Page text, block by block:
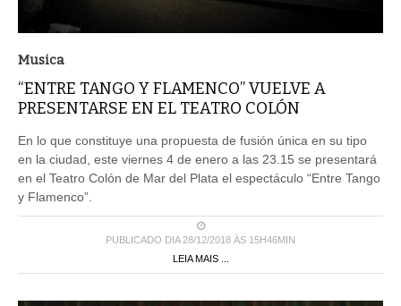
Musica
“ENTRE TANGO Y FLAMENCO” VUELVE A
PRESENTARSE EN EL TEATRO COLÓN
En lo que constituye una propuesta de fusión única en su tipo
en la ciudad, este viernes 4 de enero a las 23.15 se presentará
en el Teatro Colón de Mar del Plata el espectáculo “Entre Tango
y Flamenco”.
PUBLICADO DIA 28/12/2018 ÀS 15H46MIN
LEIA MAIS ...